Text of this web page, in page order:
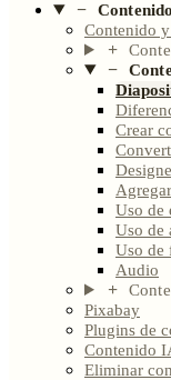
Contenido
Crear
Uso de
Uso de
Uso de
Audio
Pixabay
Plugins de
Contenido
Eliminar